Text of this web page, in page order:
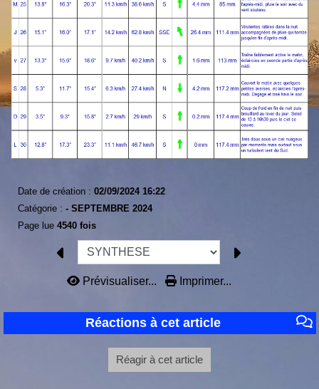
Date de création : 02/09/2024 16:22
Catégorie : - SEPTEMBRE 2024
Page lue 4540 fois
Prévisualiser... Imprimer...
Réactions à cet article
Réagir à cet article